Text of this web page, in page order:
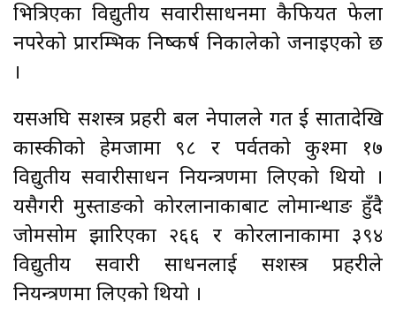
भित्रिएका विद्युतीय सवारीसाधनमा कैफियत फेला
नपरेको प्रारम्भिक निष्कर्ष निकालेको जनाइएको छ
।
यसअघि सशस्त्र प्रहरी बल नेपालले गत दुई सातादेखि
कास्कीको हेमजामा ९८ र पर्वतको कुश्मा १७
विद्युतीय सवारीसाधन नियन्त्रणमा लिएको थियो ।
यसैगरी मुस्ताङको कोरलानाकाबाट लोमान्थाङ हुँदै
जोमसोम झारिएका २६६ र कोरलानाकामा ३९४
विद्युतीय सवारी साधनलाई सशस्त्र प्रहरीले
नियन्त्रणमा लिएको थियो ।